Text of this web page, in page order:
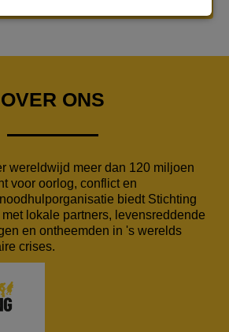
OVER ONS
wereldwijd meer dan 120 miljoen
voor oorlog, conflict en
biedt Stichting
lokale partners, levensreddende
en ontheemden in 's werelds
crises.